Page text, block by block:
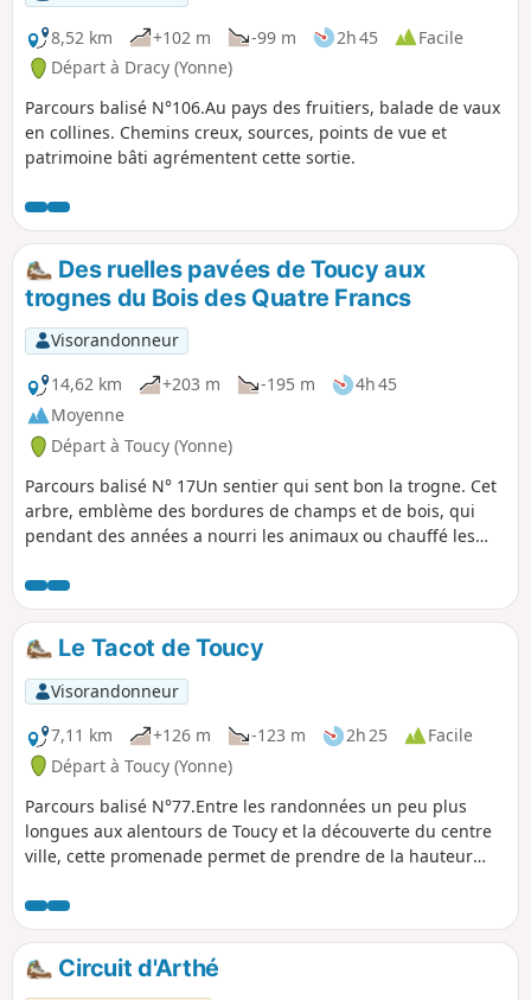
8,52 km
+102 m -99 m 2h 45
Facile
Départ à Dracy (Yonne)
Parcours balisé N°106.Au pays des fruitiers, balade de vaux
en collines. Chemins creux, sources, points de vue et
patrimoine bâti agrémentent cette sortie.
Des ruelles pavées de Toucy aux
trognes du Bois des Quatre Francs
Visorandonneur
14,62 km
+203 m -195 m
4h 45
Moyenne
Départ à Toucy (Yonne)
Parcours balisé N° 17Un sentier qui sent bon la trogne. Cet
arbre, emblème des bordures de champs et de bois, qui
pendant des années a nourri les animaux ou chauffé les
tout au long de ce sentier.À l'aller comme au retour, une très
belle découverte des rues et ruelles du Vieux Toucy.
Le Tacot de Toucy
Visorandonneur
7,11 km
+126 m -123 m 2h 25
Facile
Départ à Toucy (Yonne)
Parcours balisé N°77.Entre les randonnées un peu plus
longues aux alentours de Toucy et la découverte du centre
ville, cette promenade permet de prendre de la hauteur
bourgade. Ces chemins, parcourus régulièrement offrent
une grande diversité.
Circuit d'Arthé